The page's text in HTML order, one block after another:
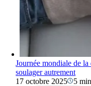
Journée mondiale de
soulager autrement
17 octobre 2025
5